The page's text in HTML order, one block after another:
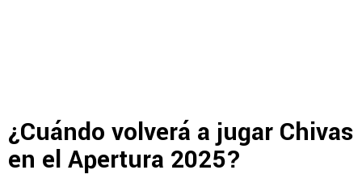
¿Cuándo volverá a jugar Chivas
en el Apertura 2025?